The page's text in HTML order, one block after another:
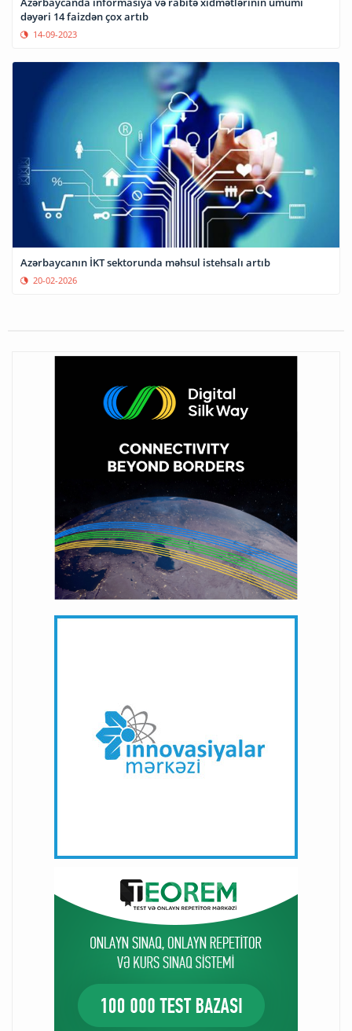
dəyəri 14 faizdən çox artıb
14-09-2023
Azərbaycanın İKT sektorunda məhsul istehsalı artıb
20-02-2026